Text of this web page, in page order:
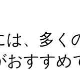
は、多く
おすすめ